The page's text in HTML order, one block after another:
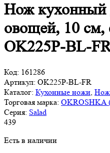
Нож кухонный
овощей, 10 см,
OK225P-BL-
Код: 161286
Артикул: OK225P-BL-FR
Каталог: Кухонные ножи
Торговая марка: OKROSHKA
Серия: Salad
439
Есть в наличии